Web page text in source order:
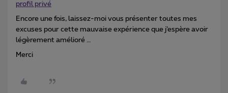
profil privé
Encore une fois, laissez-moi vous présenter toutes mes
excuses pour cette mauvaise expérience que j’espère avoir
légèrement amélioré …
Merci